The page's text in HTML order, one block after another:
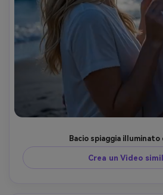
Bacio spiaggia illuminato
Crea un Video